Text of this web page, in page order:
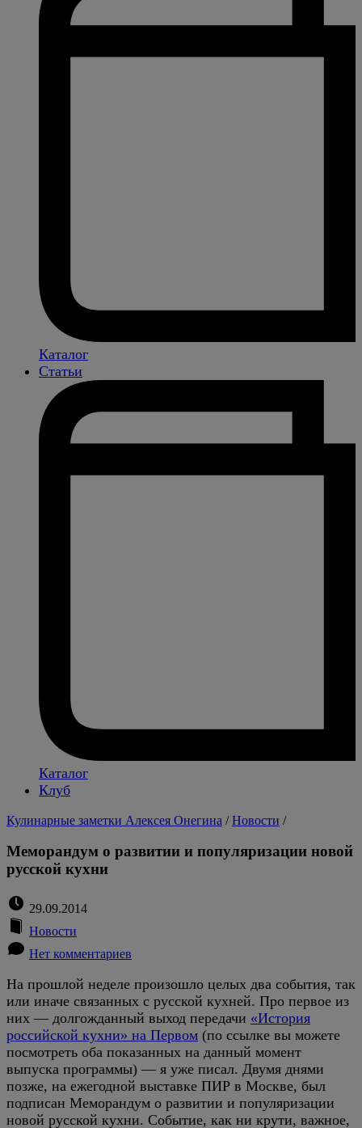
Каталог
Статьи
Каталог
Клуб
Кулинарные заметки Алексея Онегина /Новости /
Меморандум о развитии и популяризации новой
русской кухни
29.09.2014
Новости
Нет комментариев
На прошлой неделе произошло целых два события, так
или иначе связанных с русской кухней. Про первое из
них — долгожданный выход передачи «История
российской кухни» на Первом (по ссылке вы можете
посмотреть оба показанных на данный момент
выпуска программы) — я уже писал. Двумя днями
позже, на ежегодной выставке ПИР в Москве, был
подписан Меморандум о развитии и популяризации
новой русской кухни. Событие, как ни крути, важное,